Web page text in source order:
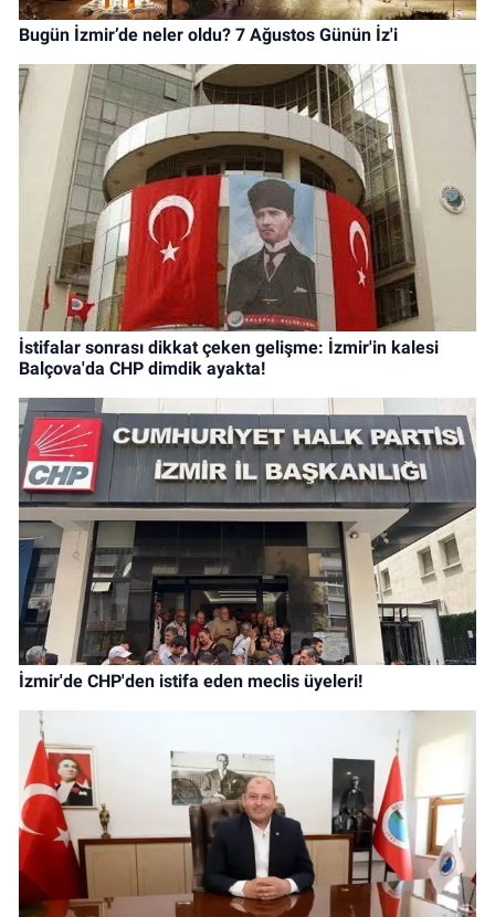
Bugün İzmir’de neler oldu? 7 Ağustos Günün İz'i
İstifalar sonrası dikkat çeken gelişme: İzmir'in kalesi
Balçova'da CHP dimdik ayakta!
İzmir'de CHP'den istifa eden meclis üyeleri!